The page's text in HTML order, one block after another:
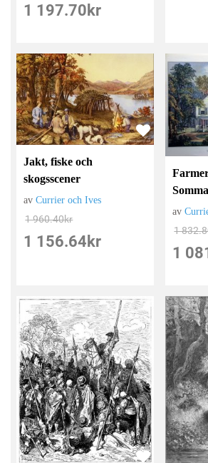
1 197.70 kr
Jakt, fiske och
skogsscener
avCurrier och Ives
1 960.40kr
1 156.64 kr
av
1
1